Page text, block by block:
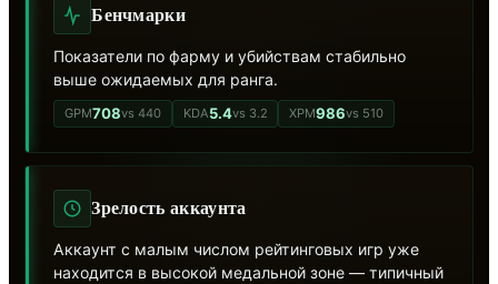
Бенчмарки
Показатели по фарму и убийствам стабильно
выше ожидаемых для ранга.
GPM708vs 440 KDA5.4vs 3.2 XPM986vs 510
Зрелость аккаунта
Аккаунт с малым числом рейтинговых игр уже
находится в высокой медальной зоне — типичный